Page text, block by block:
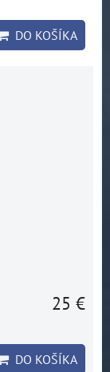
DO KOŠÍKA
25 €
DO KOŠÍKA